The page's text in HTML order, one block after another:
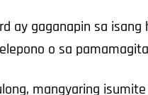
ay gaganapin sa
o sa
mangyaring